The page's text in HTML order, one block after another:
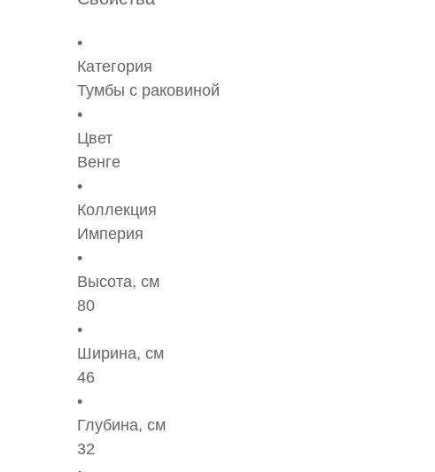
Категория
Тумбы с раковиной
Цвет
Венге
Коллекция
Империя
Высота, см
80
Ширина, см
46
Глубина, см
32